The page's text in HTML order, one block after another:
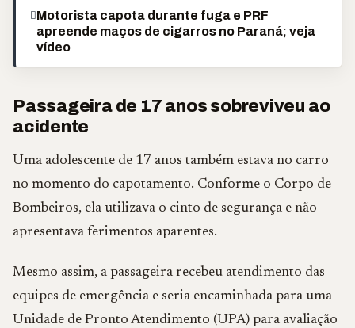
Motorista capota durante fuga e PRF
apreende maços de cigarros no Paraná; veja
vídeo
Passageira de 17 anos sobreviveu ao
acidente
Uma adolescente de 17 anos também estava no carro
no momento do capotamento. Conforme o Corpo de
Bombeiros, ela utilizava o cinto de segurança e não
apresentava ferimentos aparentes.
Mesmo assim, a passageira recebeu atendimento das
equipes de emergência e seria encaminhada para uma
Unidade de Pronto Atendimento (UPA) para avaliação